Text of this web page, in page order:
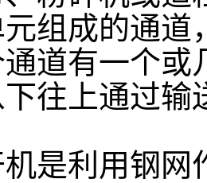
组成的通
道有一个或
下往上通过
是利用钢网